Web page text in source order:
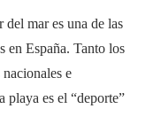
mar es una de las
en España. Tanto los
e
playa es el “deporte”